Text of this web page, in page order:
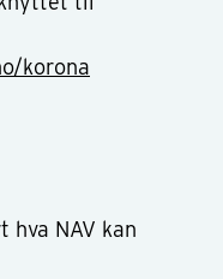
korona
hva NAV kan